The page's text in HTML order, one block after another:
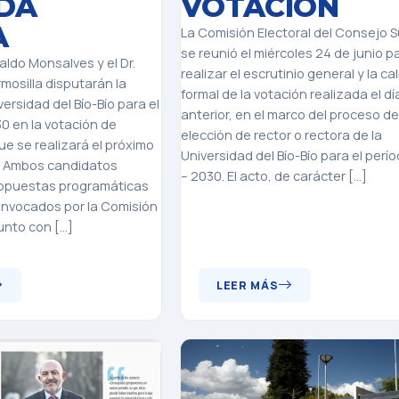
Monsalves y el Dr.
disputarán la
del Bío-Bío para el
en la votación de
se realizará el próximo
Ambos candidatos
programáticas
por la Comisión
con […]
La Comisión Electoral del Consejo
se reunió el miércoles 24 de junio
realizar el escrutinio general y la
formal de la votación realizada el
anterior, en el marco del proceso de
elección de rector o rectora de la
Universidad del Bío-Bío para el
– 2030. El acto, de carácter […]
LEER MÁS